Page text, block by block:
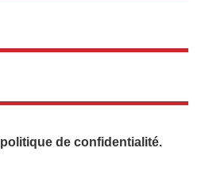
politique de confidentialité.